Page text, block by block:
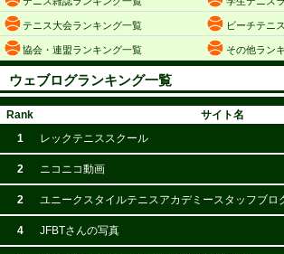
テニス大会ランキング一覧 ビーチテニ
協会・連盟ランキング一覧 その他ラン
ウェブログランキング一覧
Rank
サイト名
1
レックテニススクール
2 ニコニコ動画
2 ユニークスタイルテニスアカデミースタッフブロ
4 JFBTさんの写真